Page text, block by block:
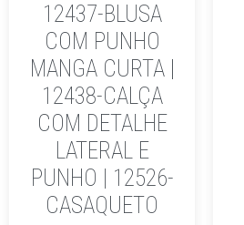
12437-BLUSA
COM PUNHO
MANGA CURTA |
12438-CALÇA
COM DETALHE
LATERAL E
PUNHO | 12526-
CASAQUETO